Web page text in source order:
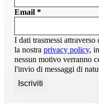
Email *
I dati trasmessi
la nostra privacy policy,
nessun motivo verranno
l'invio di messaggi di